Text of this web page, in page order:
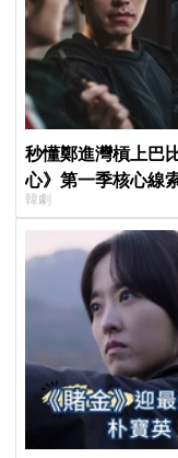
秒懂鄭進灣槓上巴
心》第一季核心線
韓劇